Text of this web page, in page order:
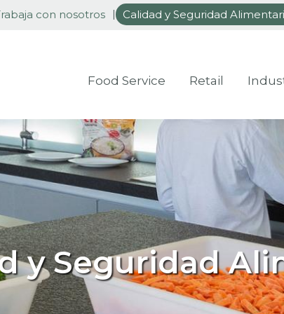
con nosotros Calidad y Seguridad
Food Service Retail
y Seguridad